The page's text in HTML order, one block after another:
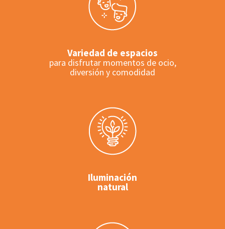
Variedad de espacios
para disfrutar momentos de ocio,
diversión y comodidad
Iluminación
natural